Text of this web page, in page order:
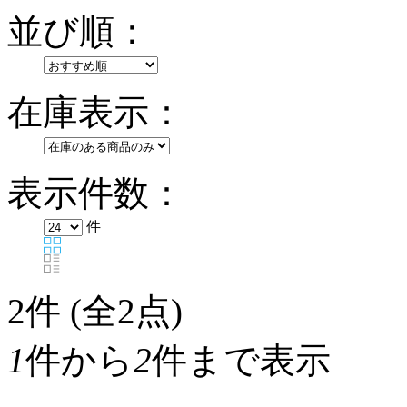
並び順：
在庫表示：
表示件数：
件
2件 (全2点)
1件から2件まで表示